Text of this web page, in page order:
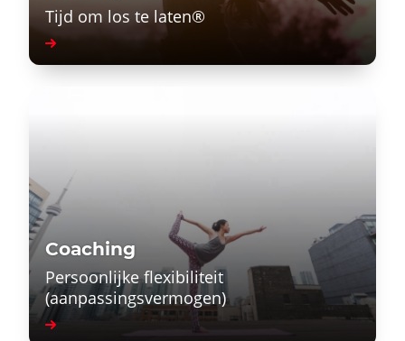
Tijd om los te laten®
Coaching
Persoonlijke flexibiliteit
(aanpassingsvermogen)